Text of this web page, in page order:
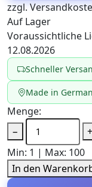
zzgl.
Auf Lager
Voraussichtliche
12.08.2026
Schneller
Made in
Menge:
−
+
Min: 1 | Max: 100
In den